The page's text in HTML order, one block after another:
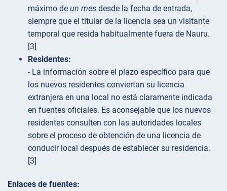
máximo de un mes desde la fecha de entrada,
siempre que el titular de la licencia sea un visitante
temporal que resida habitualmente fuera de Nauru.
[3]
Residentes:
- La información sobre el plazo específico para que
los nuevos residentes conviertan su licencia
extranjera en una local no está claramente indicada
en fuentes oficiales. Es aconsejable que los nuevos
residentes consulten con las autoridades locales
sobre el proceso de obtención de una licencia de
conducir local después de establecer su residencia.
[3]
Enlaces de fuentes: